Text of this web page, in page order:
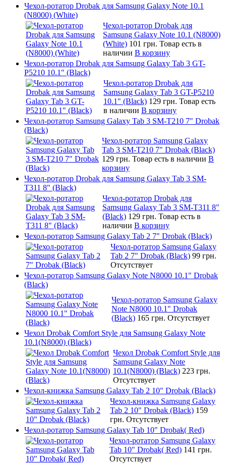
Чехол-ротатор Drobak для Samsung Galaxy Note 10.1
(N8000) (White)
Чехол-ротатор Drobak для
Samsung Galaxy Note 10.1 (N8000)
(White) 101 грн. Товар есть в
наличии В корзину
Чехол-ротатор Drobak для Samsung Galaxy Tab 3 GT-
P5210 10.1" (Black)
Чехол-ротатор Drobak для
Samsung Galaxy Tab 3 GT-P5210
10.1" (Black) 129 грн. Товар есть
в наличии В корзину
Чехол-ротатор Samsung Galaxy Tab 3 SM-T210 7" Drobak
(Black)
Чехол-ротатор Samsung Galaxy
Tab 3 SM-T210 7" Drobak (Black)
129 грн. Товар есть в наличии В
корзину
Чехол-ротатор Drobak для Samsung Galaxy Tab 3 SM-
T311 8" (Black)
Чехол-ротатор Drobak для
Samsung Galaxy Tab 3 SM-T311 8"
(Black) 129 грн. Товар есть в
наличии В корзину
Чехол-ротатор Samsung Galaxy Tab 2 7" Drobak (Black)
Чехол-ротатор Samsung Galaxy
Tab 2 7" Drobak (Black) 99 грн.
Отсутствует
Чехол-ротатор Samsung Galaxy Note N8000 10.1" Drobak
(Black)
Чехол-ротатор Samsung Galaxy
Note N8000 10.1" Drobak
(Black) 165 грн. Отсутствует
Чехол Drobak Comfort Style для Samsung Galaxy Note
10.1(N8000) (Black)
Чехол Drobak Comfort Style для
Samsung Galaxy Note
10.1(N8000) (Black) 223 грн.
Отсутствует
Чехол-книжка Samsung Galaxy Tab 2 10" Drobak (Black)
Чехол-книжка Samsung Galaxy
Tab 2 10" Drobak (Black) 159
грн. Отсутствует
Чехол-ротатор Samsung Galaxy Tab 10" Drobak( Red)
Чехол-ротатор Samsung Galaxy
Tab 10" Drobak( Red) 141 грн.
Отсутствует